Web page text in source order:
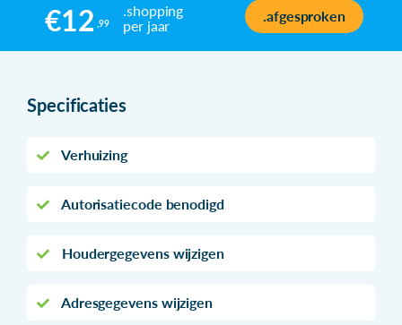
€12 ,99
.shopping
per jaar
.afgesproken
Specificaties
Verhuizing
Autorisatiecode benodigd
Houdergegevens wijzigen
Adresgegevens wijzigen